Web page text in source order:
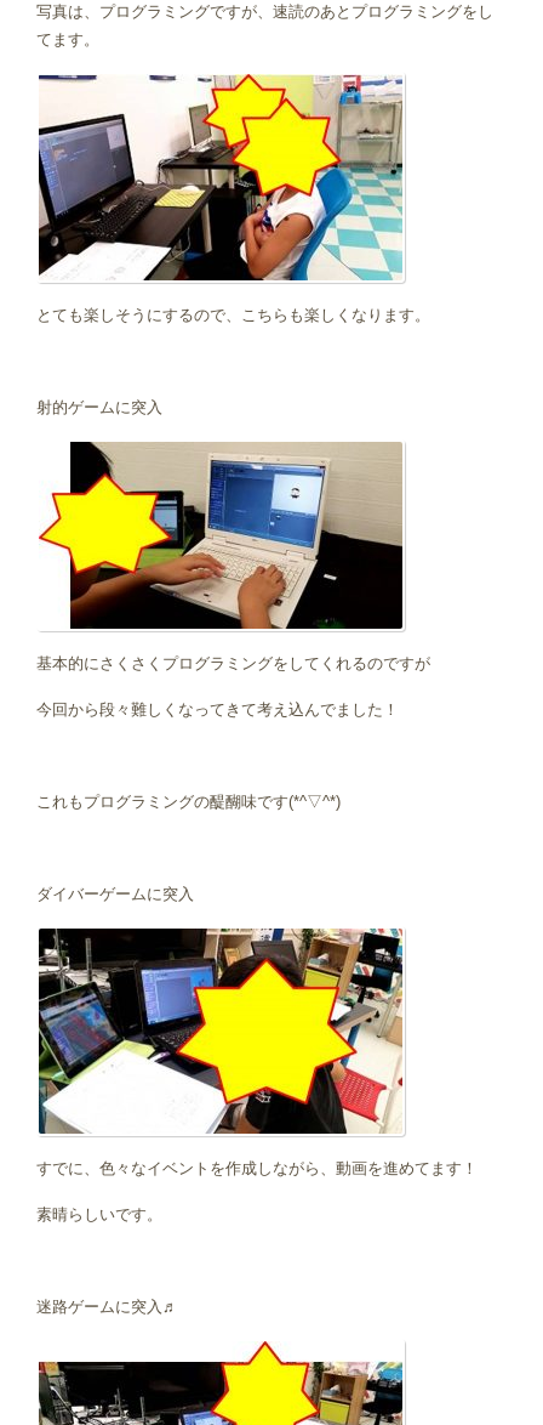
写真は、プログラミングですが、速読のあとプログラミングをし
てます。
とても楽しそうにするので、こちらも楽しくなります。
射的ゲームに突入
基本的にさくさくプログラミングをしてくれるのですが
今回から段々難しくなってきて考え込んでました！
これもプログラミングの醍醐味です(*^▽^*)
ダイバーゲームに突入
すでに、色々なイベントを作成しながら、動画を進めてます！
素晴らしいです。
迷路ゲームに突入♬